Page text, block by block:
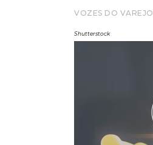
VOZES DO VAREJO
Shutterstock